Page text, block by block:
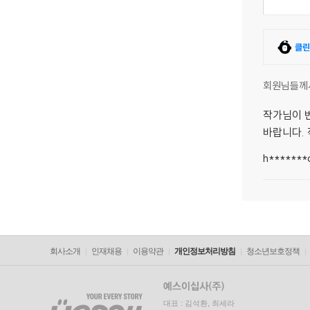
클
회원님들
작가님이
바랍니다.
회사소개 인재채용 이용약관 개인정보처리방침 청소년보호정책
대표 : 김석환, 최세라